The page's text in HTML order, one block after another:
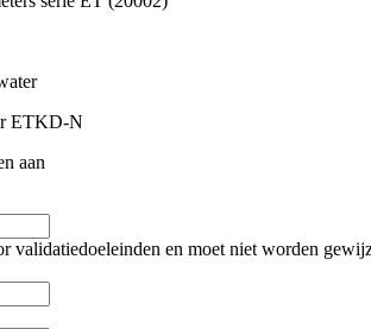
aan
validatiedoeleinden en moet niet worden